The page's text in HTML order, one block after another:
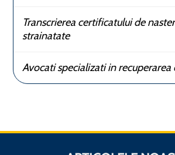
Transcrierea certificatului de
strainatate
Avocati specializati in